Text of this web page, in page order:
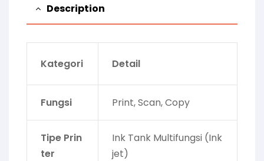
Description
Kategori Detail
Fungsi Print, Scan, Copy
Tipe Prin
ter
Ink Tank Multifungsi (Ink
jet)